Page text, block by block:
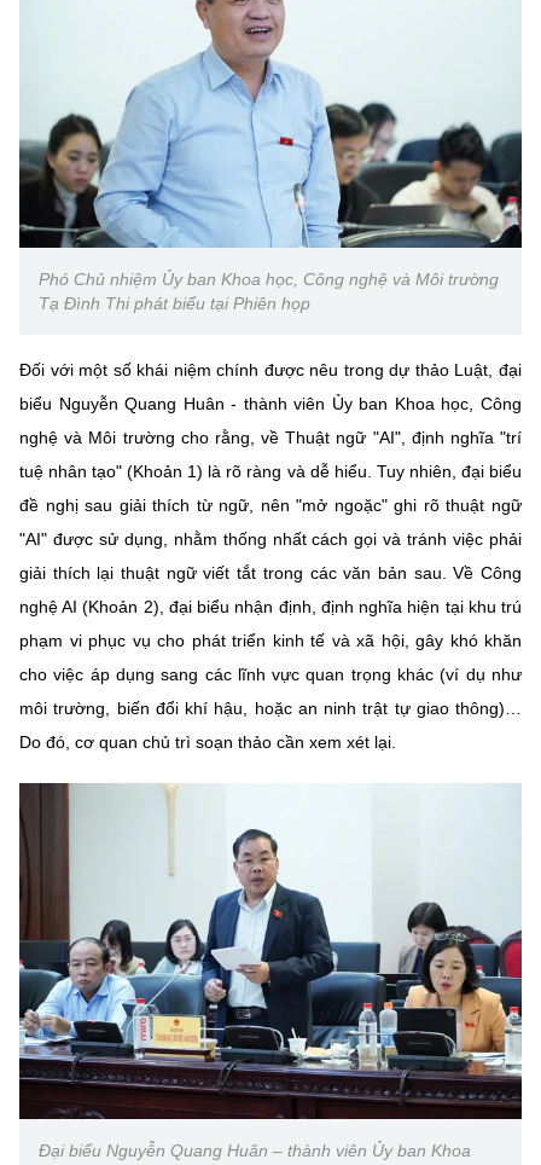
Phó Chủ nhiệm Ủy ban Khoa học, Công nghệ và Môi trường
Tạ Đình Thi phát biểu tại Phiên họp
Đối với một số khái niệm chính được nêu trong dự thảo Luật, đại
biểu Nguyễn Quang Huân - thành viên Ủy ban Khoa học, Công
nghệ và Môi trường cho rằng, về Thuật ngữ "AI", định nghĩa "trí
tuệ nhân tạo" (Khoản 1) là rõ ràng và dễ hiểu. Tuy nhiên, đại biểu
đề nghị sau giải thích từ ngữ, nên "mở ngoặc" ghi rõ thuật ngữ
"AI" được sử dụng, nhằm thống nhất cách gọi và tránh việc phải
giải thích lại thuật ngữ viết tắt trong các văn bản sau. Về Công
nghệ AI (Khoản 2), đại biểu nhận định, định nghĩa hiện tại khu trú
phạm vi phục vụ cho phát triển kinh tế và xã hội, gây khó khăn
cho việc áp dụng sang các lĩnh vực quan trọng khác (ví dụ như
môi trường, biến đổi khí hậu, hoặc an ninh trật tự giao thông)…
Do đó, cơ quan chủ trì soạn thảo cần xem xét lại.
Đại biểu Nguyễn Quang Huân – thành viên Ủy ban Khoa